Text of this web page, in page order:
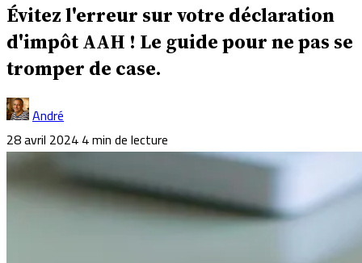
Évitez l'erreur sur votre déclaration
d'impôt AAH ! Le guide pour ne pas se
tromper de case.
André
28 avril 20244 min de lecture